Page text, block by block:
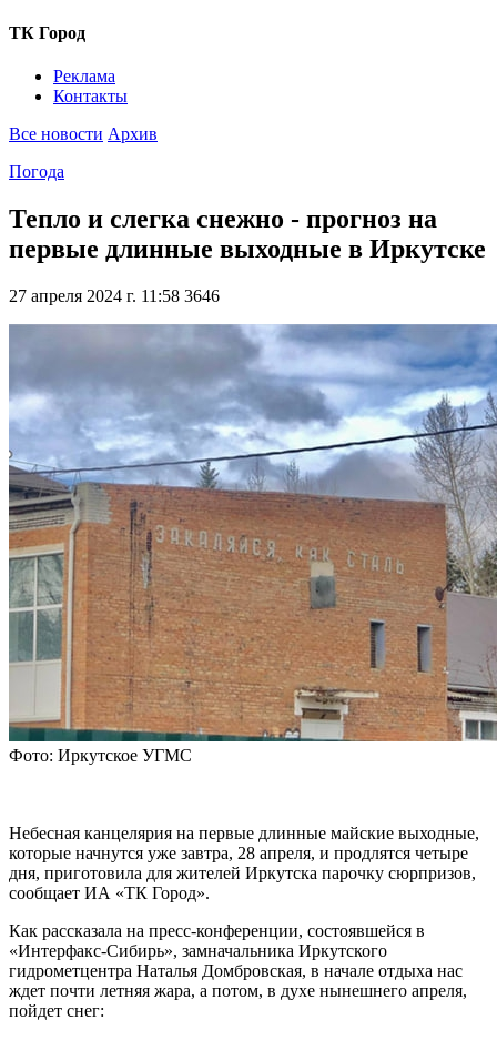
ТК Город
Реклама
Контакты
Все новости Архив
Погода
Тепло и слегка снежно - прогноз на
первые длинные выходные в Иркутске
27 апреля 2024 г. 11:58 3646
Фото: Иркутское УГМС
Небесная канцелярия на первые длинные майские выходные,
которые начнутся уже завтра, 28 апреля, и продлятся четыре
дня, приготовила для жителей Иркутска парочку сюрпризов,
сообщает ИА «ТК Город».
Как рассказала на пресс-конференции, состоявшейся в
«Интерфакс-Сибирь», замначальника Иркутского
гидрометцентра Наталья Домбровская, в начале отдыха нас
ждет почти летняя жара, а потом, в духе нынешнего апреля,
пойдет снег: